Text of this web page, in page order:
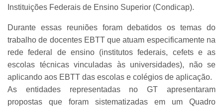
Instituições Federais de Ensino Superior (Condicap).
Durante essas reuniões foram debatidos os temas do
trabalho de docentes EBTT que atuam especificamente na
rede federal de ensino (institutos federais, cefets e as
escolas técnicas vinculadas às universidades), não se
aplicando aos EBTT das escolas e colégios de aplicação.
As entidades representadas no GT apresentaram
propostas que foram sistematizadas em um Quadro